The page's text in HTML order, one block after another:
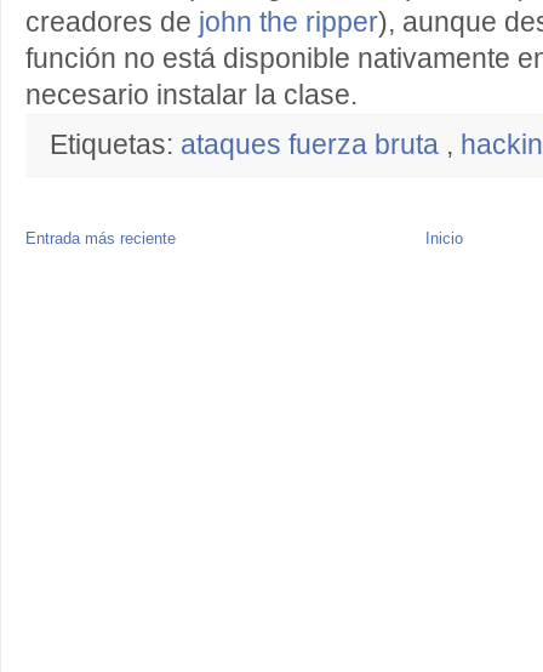
creadores de john the ripper), aunque
función no está disponible nativamente
necesario instalar la clase.
Etiquetas: ataques fuerza bruta ,
Entrada más reciente Inicio